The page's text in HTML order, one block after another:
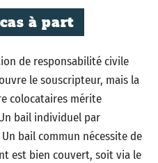
à part
de responsabilité civile
le souscripteur, mais la
colocataires mérite
bail individuel par
bail commun nécessite de
est bien couvert, soit via le